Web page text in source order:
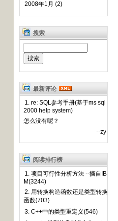
2008年1月 (2)
搜索
最新评论
1. re: SQL参考手册(基于ms sql
2000 help system)
怎么没有呢？
--zy
阅读排行榜
1. 项目可行性分析方法 --摘自IB
M(3244)
2. 用转换构造函数还是类型转换
函数(703)
3. C++中的类型重定义(546)